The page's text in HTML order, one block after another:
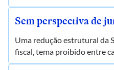
Sem perspectiva de
Uma redução estrutural da
fiscal, tema proibido entre